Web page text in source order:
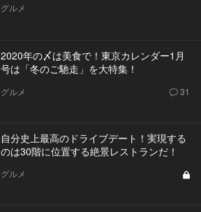
グルメ
2020年の〆は美食で！東京カレンダー1月
号は「冬のご馳走」を大特集！
グルメ 31
自分史上最高のドライブデート！実現する
のは30階に位置する絶景レストランだ！
グルメ